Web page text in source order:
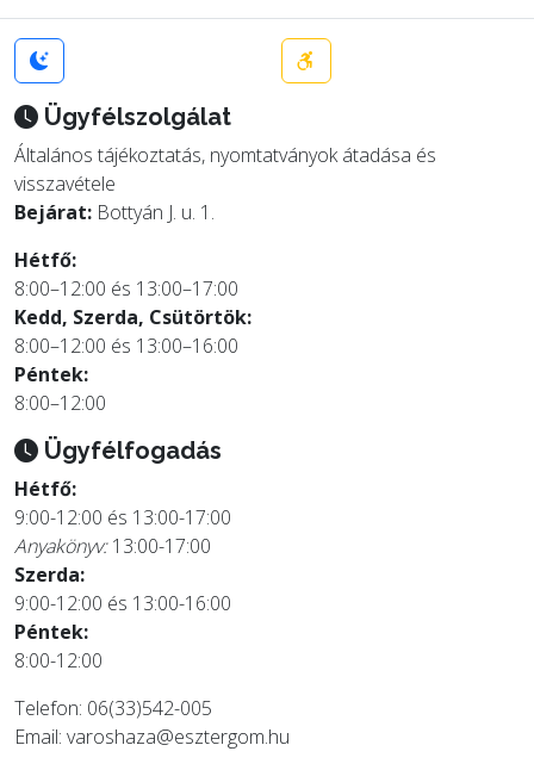
Ügyfélszolgálat
Általános tájékoztatás, nyomtatványok átadása és
visszavétele
Bejárat: Bottyán J. u. 1.
Hétfő:
8:00–12:00 és 13:00–17:00
Kedd, Szerda, Csütörtök:
8:00–12:00 és 13:00–16:00
Péntek:
8:00–12:00
Ügyfélfogadás
Hétfő:
9:00-12:00 és 13:00-17:00
Anyakönyv:13:00-17:00
Szerda:
9:00-12:00 és 13:00-16:00
Péntek:
8:00-12:00
Telefon: 06(33)542-005
Email: varoshaza@esztergom.hu